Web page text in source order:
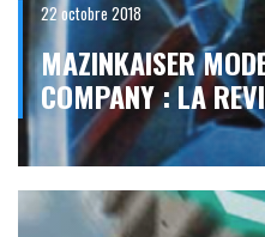
22 octobre 2018
MAZINKAISER
COMPANY : LA